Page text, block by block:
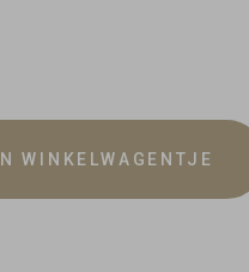
WINKELWAGENTJE